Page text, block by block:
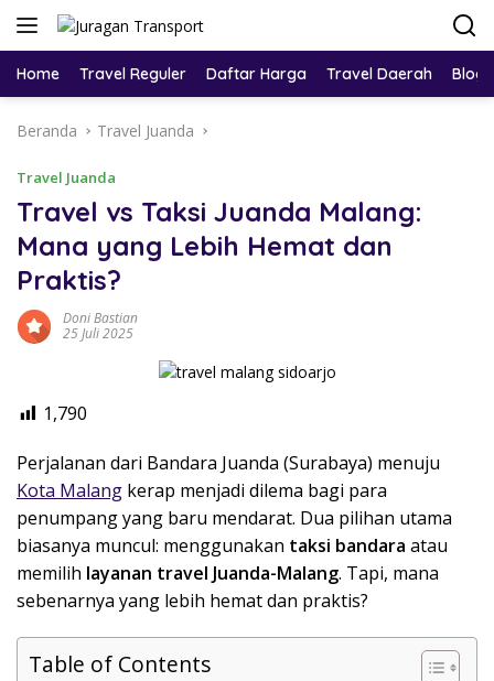
Home Travel Reguler Daftar Harga Travel Daerah Blog
Beranda Travel Juanda
Travel Juanda
Travel vs Taksi Juanda Malang:
Mana yang Lebih Hemat dan
Praktis?
Doni Bastian
25 Juli 2025
1,790
Perjalanan dari Bandara Juanda (Surabaya) menuju
Kota Malang kerap menjadi dilema bagi para
penumpang yang baru mendarat. Dua pilihan utama
biasanya muncul: menggunakan taksi bandara atau
memilih layanan travel Juanda-Malang. Tapi, mana
sebenarnya yang lebih hemat dan praktis?
Table of Contents